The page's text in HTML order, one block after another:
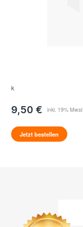
k
9,50 €
Jetzt bestellen